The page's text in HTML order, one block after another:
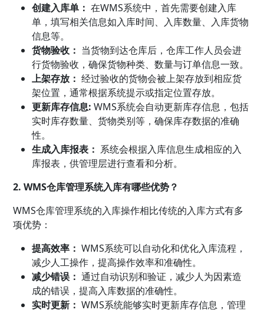
创建入库单： 在WMS系统中，首先需要创建入库
单，填写相关信息如入库时间、入库数量、入库货物
信息等。
货物验收： 当货物到达仓库后，仓库工作人员会进
行货物验收，确保货物种类、数量与订单信息一致。
上架存放： 经过验收的货物会被上架存放到相应货
架位置，通常根据系统提示或指定位置存放。
更新库存信息: WMS系统会自动更新库存信息，包括
实时库存数量、货物类别等，确保库存数据的准确
性。
生成入库报表： 系统会根据入库信息生成相应的入
库报表，供管理层进行查看和分析。
2. WMS仓库管理系统入库有哪些优势？
WMS仓库管理系统的入库操作相比传统的入库方式有多
项优势：
提高效率： WMS系统可以自动化和优化入库流程，
减少人工操作，提高操作效率和准确性。
减少错误： 通过自动识别和验证，减少人为因素造
成的错误，提高入库数据的准确性。
实时更新： WMS系统能够实时更新库存信息，管理